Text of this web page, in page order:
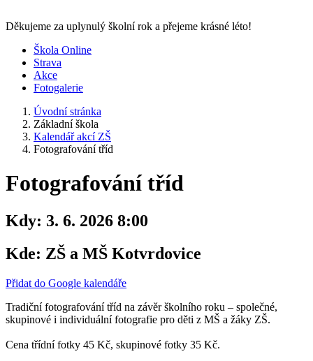
Děkujeme za uplynulý školní rok a přejeme krásné léto!
Škola Online
Strava
Akce
Fotogalerie
Úvodní stránka
Základní škola
Kalendář akcí ZŠ
Fotografování tříd
Fotografování tříd
Kdy: 3. 6. 2026 8:00
Kde: ZŠ a MŠ Kotvrdovice
Přidat do Google kalendáře
Tradiční fotografování tříd na závěr školního roku – společné,
skupinové i individuální fotografie pro děti z MŠ a žáky ZŠ.
Cena třídní fotky 45 Kč, skupinové fotky 35 Kč.